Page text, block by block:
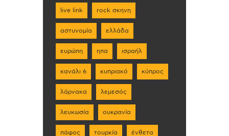
live link rock σκηνη
αστυνομία ελλάδα
ευρώπη ηπα ισραήλ
κανάλι 6 κυπριακό κύπρος
λάρνακα λεμεσός
λευκωσία ουκρανία
πάφος τουρκία ένθετα